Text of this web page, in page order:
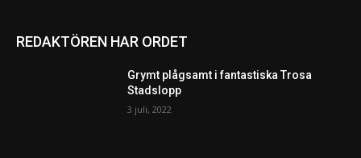
REDAKTÖREN HAR ORDET
Grymt plågsamt i fantastiska Trosa
Stadslopp
3 juli, 2022